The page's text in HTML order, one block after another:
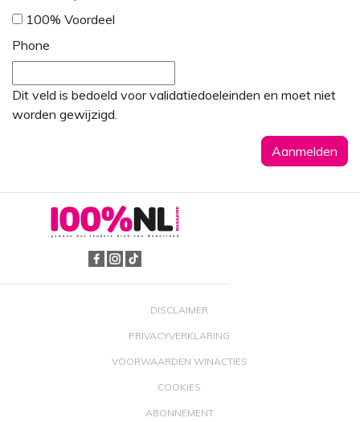
100% Voordeel
Phone
Dit veld is bedoeld voor validatiedoeleinden en moet niet
worden gewijzigd.
DISCLAIMER
PRIVACYVERKLARING
VOORWAARDEN WINACTIES
COOKIES
ABONNEMENT